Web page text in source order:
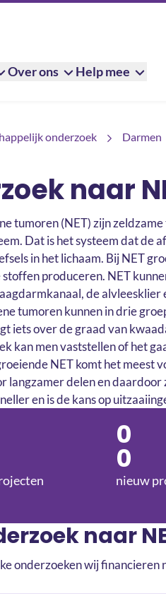
Over ons Help mee
onderzoek Darmen
naar
tumoren (NET) zijn
Dat is het systeem dat de
in het lichaam. Bij NET
produceren. NET
de alvleesklier
tumoren kunnen in drie
iets over de graad van
kan men vaststellen of het
NET komt het meest
langzamer delen en
en is de kans op
0
0
nieuw
naar
onderzoeken wij financieren